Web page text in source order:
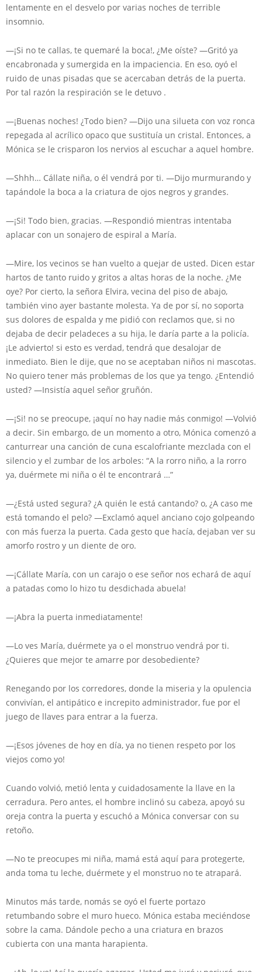
lentamente en el desvelo por varias noches de terrible
insomnio.
—¡Si no te callas, te quemaré la boca!, ¿Me oíste? —Gritó ya
encabronada y sumergida en la impaciencia. En eso, oyó el
ruido de unas pisadas que se acercaban detrás de la puerta.
Por tal razón la respiración se le detuvo .
—¡Buenas noches! ¿Todo bien? —Dijo una silueta con voz ronca
repegada al acrílico opaco que sustituía un cristal. Entonces, a
Mónica se le crisparon los nervios al escuchar a aquel hombre.
—Shhh… Cállate niña, o él vendrá por ti. —Dijo murmurando y
tapándole la boca a la criatura de ojos negros y grandes.
—¡Si! Todo bien, gracias. —Respondió mientras intentaba
aplacar con un sonajero de espiral a María.
—Mire, los vecinos se han vuelto a quejar de usted. Dicen estar
hartos de tanto ruido y gritos a altas horas de la noche. ¿Me
oye? Por cierto, la señora Elvira, vecina del piso de abajo,
también vino ayer bastante molesta. Ya de por sí, no soporta
sus dolores de espalda y me pidió con reclamos que, si no
dejaba de decir peladeces a su hija, le daría parte a la policía.
¡Le advierto! si esto es verdad, tendrá que desalojar de
inmediato. Bien le dije, que no se aceptaban niños ni mascotas.
No quiero tener más problemas de los que ya tengo. ¿Entendió
usted? —Insistía aquel señor gruñón.
—¡Si! no se preocupe, ¡aquí no hay nadie más conmigo! —Volvió
a decir. Sin embargo, de un momento a otro, Mónica comenzó a
canturrear una canción de cuna escalofriante mezclada con el
silencio y el zumbar de los arboles: “A la rorro niño, a la rorro
ya, duérmete mi niña o él te encontrará …”
—¿Está usted segura? ¿A quién le está cantando? o, ¿A caso me
está tomando el pelo? —Exclamó aquel anciano cojo golpeando
con más fuerza la puerta. Cada gesto que hacía, dejaban ver su
amorfo rostro y un diente de oro.
—¡Cállate María, con un carajo o ese señor nos echará de aquí
a patadas como lo hizo tu desdichada abuela!
—¡Abra la puerta inmediatamente!
—Lo ves María, duérmete ya o el monstruo vendrá por ti.
¿Quieres que mejor te amarre por desobediente?
Renegando por los corredores, donde la miseria y la opulencia
convivían, el antipático e increpito administrador, fue por el
juego de llaves para entrar a la fuerza.
—¡Esos jóvenes de hoy en día, ya no tienen respeto por los
viejos como yo!
Cuando volvió, metió lenta y cuidadosamente la llave en la
cerradura. Pero antes, el hombre inclinó su cabeza, apoyó su
oreja contra la puerta y escuchó a Mónica conversar con su
retoño.
—No te preocupes mi niña, mamá está aquí para protegerte,
anda toma tu leche, duérmete y el monstruo no te atrapará.
Minutos más tarde, nomás se oyó el fuerte portazo
retumbando sobre el muro hueco. Mónica estaba meciéndose
sobre la cama. Dándole pecho a una criatura en brazos
cubierta con una manta harapienta.